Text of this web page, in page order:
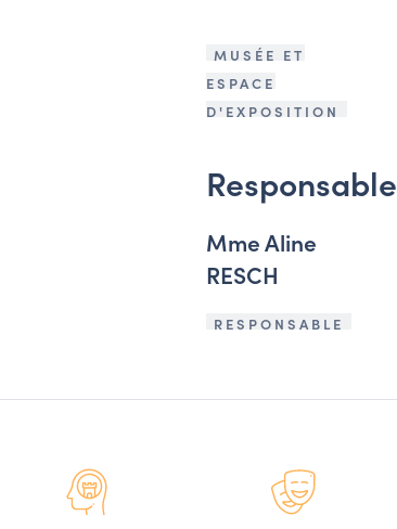
MUSÉE ET
ESPACE
D'EXPOSITION
Responsable
Mme Aline
RESCH
RESPONSABLE